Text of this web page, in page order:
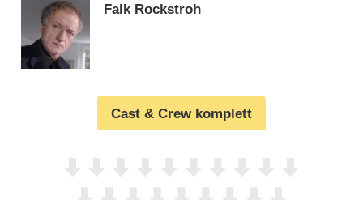
Falk Rockstroh
Cast & Crew komplett